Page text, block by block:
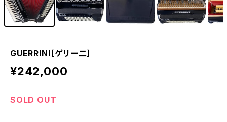
GUERRINI［ゲリー二］
¥242,000
SOLD OUT